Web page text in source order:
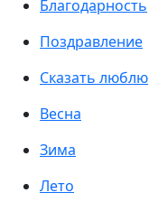
Благодарность
Поздравление
Сказать люблю
Весна
Зима
Лето